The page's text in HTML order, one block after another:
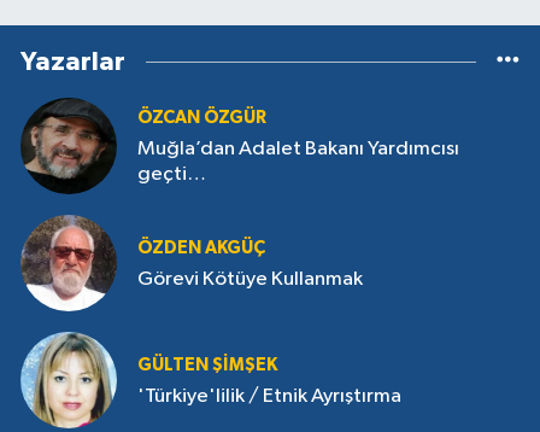
Yazarlar
ÖZCAN ÖZGÜR
Muğla’dan Adalet Bakanı Yardımcısı
geçti…
ÖZDEN AKGÜÇ
Görevi Kötüye Kullanmak
GÜLTEN ŞIMŞEK
'Türkiye'lilik / Etnik Ayrıştırma